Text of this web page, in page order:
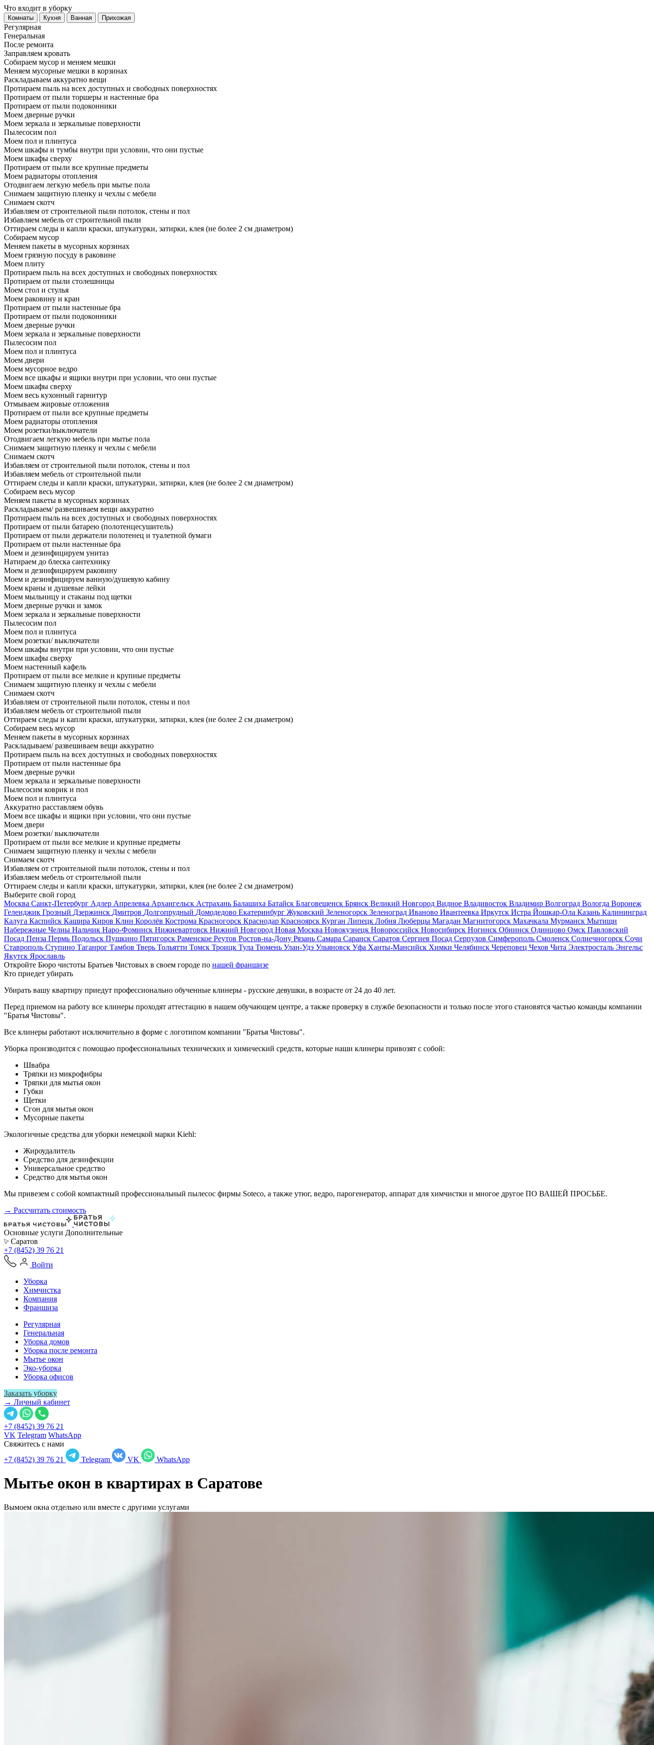
Что входит в уборку
Регу­лярная
Гене­ральная
После ремонта
Заправляем кровать
Собираем мусор и меняем мешки
Меняем мусорные мешки в корзинах
Раскладываем аккуратно вещи
Протираем пыль на всех доступных и свободных поверхностях
Протираем от пыли торшеры и настенные бра
Протираем от пыли подоконники
Моем дверные ручки
Моем зеркала и зеркальные поверхности
Пылесосим пол
Моем пол и плинтуса
Моем шкафы и тумбы внутри при условии, что они пустые
Моем шкафы сверху
Протираем от пыли все крупные предметы
Моем радиаторы отопления
Отодвигаем легкую мебель при мытье пола
Снимаем защитную пленку и чехлы с мебели
Снимаем скотч
Избавляем от строительной пыли потолок, стены и пол
Избавляем мебель от строительной пыли
Оттираем следы и капли краски, штукатурки, затирки, клея (не более 2 см диаметром)
Собираем мусор
Меняем пакеты в мусорных корзинах
Моем грязную посуду в раковине
Моем плиту
Протираем пыль на всех доступных и свободных поверхностях
Протираем от пыли столешницы
Моем стол и стулья
Моем раковину и кран
Протираем от пыли настенные бра
Протираем от пыли подоконники
Моем дверные ручки
Моем зеркала и зеркальные поверхности
Пылесосим пол
Моем пол и плинтуса
Моем двери
Моем мусорное ведро
Моем все шкафы и ящики внутри при условии, что они пустые
Моем шкафы сверху
Моем весь кухонный гарнитур
Отмываем жировые отложения
Протираем от пыли все крупные предметы
Моем радиаторы отопления
Моем розетки/выключатели
Отодвигаем легкую мебель при мытье пола
Снимаем защитную пленку и чехлы с мебели
Снимаем скотч
Избавляем от строительной пыли потолок, стены и пол
Избавляем мебель от строительной пыли
Оттираем следы и капли краски, штукатурки, затирки, клея (не более 2 см диаметром)
Собираем весь мусор
Меняем пакеты в мусорных корзинах
Раскладываем/ развешиваем вещи аккуратно
Протираем пыль на всех доступных и свободных поверхностях
Протираем от пыли батарею (полотенцесушитель)
Протираем от пыли держатели полотенец и туалетной бумаги
Протираем от пыли настенные бра
Моем и дезинфицируем унитаз
Натираем до блеска сантехнику
Моем и дезинфицируем раковину
Моем и дезинфицируем ванную/душевую кабину
Моем краны и душевые лейки
Моем мыльницу и стаканы под щетки
Моем дверные ручки и замок
Моем зеркала и зеркальные поверхности
Пылесосим пол
Моем пол и плинтуса
Моем розетки/ выключатели
Моем шкафы внутри при условии, что они пустые
Моем шкафы сверху
Моем настенный кафель
Протираем от пыли все мелкие и крупные предметы
Снимаем защитную пленку и чехлы с мебели
Снимаем скотч
Избавляем от строительной пыли потолок, стены и пол
Избавляем мебель от строительной пыли
Оттираем следы и капли краски, штукатурки, затирки, клея (не более 2 см диаметром)
Собираем весь мусор
Меняем пакеты в мусорных корзинах
Раскладываем/ развешиваем вещи аккуратно
Протираем пыль на всех доступных и свободных поверхностях
Протираем от пыли настенные бра
Моем дверные ручки
Моем зеркала и зеркальные поверхности
Пылесосим коврик и пол
Моем пол и плинтуса
Аккуратно расставляем обувь
Моем все шкафы и ящики при условии, что они пустые
Моем двери
Моем розетки/ выключатели
Протираем от пыли все мелкие и крупные предметы
Снимаем защитную пленку и чехлы с мебели
Снимаем скотч
Избавляем от строительной пыли потолок, стены и пол
Избавляем мебель от строительной пыли
Оттираем следы и капли краски, штукатурки, затирки, клея (не более 2 см диаметром)
Выберите свой город
Москва Санкт-Петербург Адлер Апрелевка Архангельск Астрахань Балашиха Батайск Благовещенск Брянск Великий Новгород Видное Владивосток Владимир Волгоград Вологда Воронеж
Геленджик Грозный Дзержинск Дмитров Долгопрудный Домодедово Екатеринбург Жуковский Зеленогорск Зеленоград Иваново Ивантеевка Иркутск Истра Йошкар-Ола Казань Калининград
Калуга Каспийск Кашира Киров Клин Королёв Кострома Красногорск Краснодар Красноярск Курган Липецк Лобня Люберцы Магадан Магнитогорск Махачкала Мурманск Мытищи
Набережные Челны Нальчик Наро-Фоминск Нижневартовск Нижний Новгород Новая Москва Новокузнецк Новороссийск Новосибирск Ногинск Обнинск Одинцово Омск Павловский
Посад Пенза Пермь Подольск Пушкино Пятигорск Раменское Реутов Ростов-на-Дону Рязань Самара Саранск Саратов Сергиев Посад Серпухов Симферополь Смоленск Солнечногорск Сочи
Ставрополь Ступино Таганрог Тамбов Тверь Тольятти Томск Троицк Тула Тюмень Улан-Удэ Ульяновск Уфа Ханты-Мансийск Химки Челябинск Череповец Чехов Чита Электросталь Энгельс
Якутск Ярославль
Откройте Бюро чистоты Братьев Чистовых в своем городе по нашей франшизе
Кто приедет убирать
Убирать вашу квартиру приедут профессионально обученные клинеры - русские девушки, в возрасте от 24 до 40 лет.
Перед приемом на работу все клинеры проходят аттестацию в нашем обучающем центре, а также проверку в службе безопасности и только после этого становятся частью команды компании
"Братья Чистовы".
Все клинеры работают исключительно в форме с логотипом компании "Братья Чистовы".
Уборка производится с помощью профессиональных технических и химический средств, которые наши клинеры привозят с собой:
Швабра
Тряпки из микрофибры
Тряпки для мытья окон
Губки
Щетки
Сгон для мытья окон
Мусорные пакеты
Экологичные средства для уборки немецкой марки Kiehl:
Жироудалитель
Средство для дезинфекции
Универсальное средство
Средство для мытья окон
Мы привезем с собой компактный профессиональный пылесос фирмы Soteco, а также утюг, ведро, парогенератор, аппарат для химчистки и многое другое ПО ВАШЕЙ ПРОСЬБЕ.
→ Рассчитать стоимость
Основные услуги Дополнительные
Саратов
+7 (8452) 39 76 21
Войти
Уборка
Химчистка
Компания
Франшиза
Регулярная
Генеральная
Уборка домов
Уборка после ремонта
Мытье окон
Эко-уборка
Уборка офисов
Заказать уборку
→ Личный кабинет
+7 (8452) 39 76 21
VK Telegram WhatsApp
Свяжитесь с нами
+7 (8452) 39 76 21
Telegram VK WhatsApp
Мытье окон в квартирах в Саратове
Вымоем окна отдельно или вместе с другими услугами